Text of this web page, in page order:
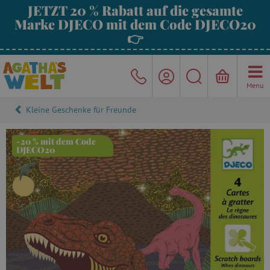
JETZT 20 % Rabatt auf die gesamte
Marke DJECO mit dem Code DJECO20
👉
Menu
Kleine Geschenke für Freunde
-20 % mit dem Code
DJECO20